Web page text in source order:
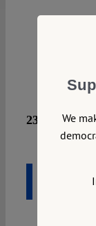
23
Wilhelm
We